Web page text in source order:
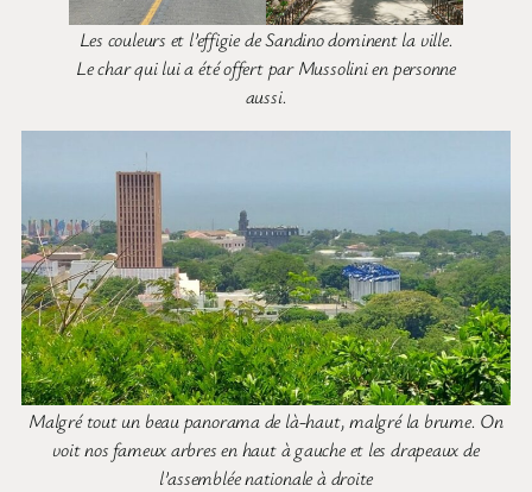
Les couleurs et l’effigie de Sandino dominent la ville.
Le char qui lui a été offert par Mussolini en personne
aussi.
Malgré tout un beau panorama de là-haut, malgré la brume. On
voit nos fameux arbres en haut à gauche et les drapeaux de
l’assemblée nationale à droite